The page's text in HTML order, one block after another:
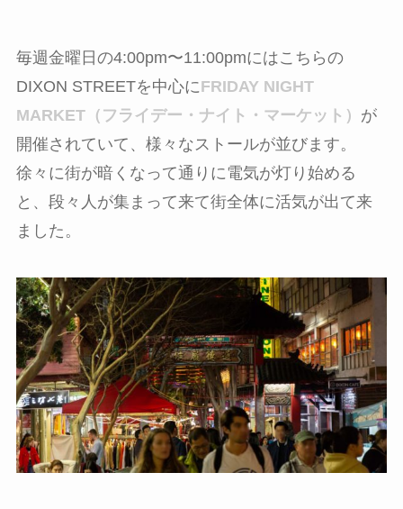
毎週金曜日の4:00pm〜11:00pmにはこちらの
DIXON STREETを中心にFRIDAY NIGHT
MARKET（フライデー・ナイト・マーケット） が
開催されていて、様々なストールが並びます。
徐々に街が暗くなって通りに電気が灯り始める
と、段々人が集まって来て街全体に活気が出て来
ました。